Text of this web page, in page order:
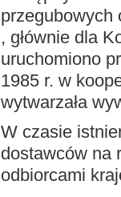
przegubowych
, głównie dla
uruchomiono
1985 r. w
wytwarzała
W czasie
dostawców na
odbiorcami